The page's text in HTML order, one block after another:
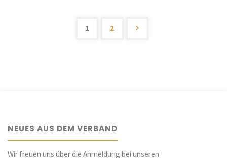
1 2
NEUES AUS DEM VERBAND
Wir freuen uns über die Anmeldung bei unseren